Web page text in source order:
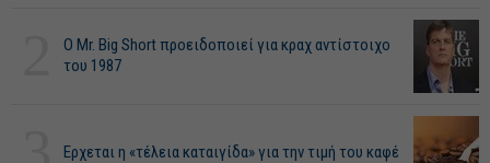
O Mr. Big Short προειδοποιεί για κραχ αντίστοιχο
του 1987
Ερχεται η «τέλεια καταιγίδα» για την τιμή του καφέ